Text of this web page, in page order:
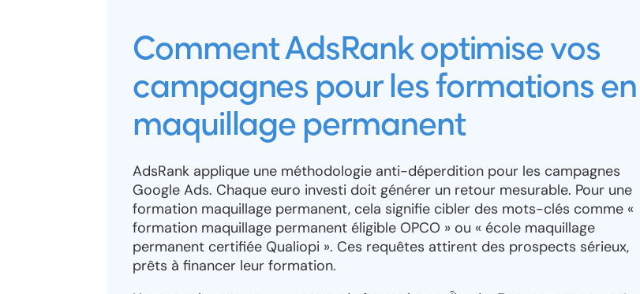
Comment AdsRank optimise vos
campagnes pour les formations en
maquillage permanent
AdsRank applique une méthodologie anti-déperdition pour les campagnes
Google Ads. Chaque euro investi doit générer un retour mesurable. Pour une
formation maquillage permanent, cela signifie cibler des mots-clés comme «
formation maquillage permanent éligible OPCO » ou « école maquillage
permanent certifiée Qualiopi ». Ces requêtes attirent des prospects sérieux,
prêts à financer leur formation.